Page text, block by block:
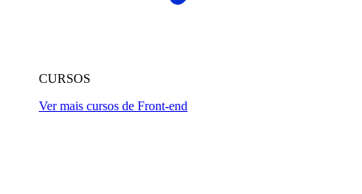
CURSOS
Ver mais cursos de Front-end